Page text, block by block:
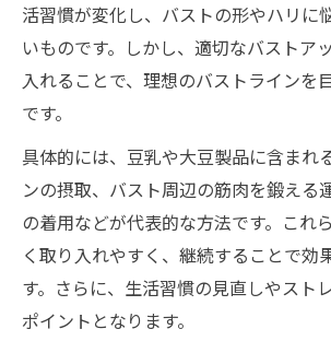
活習慣が変化し、バストの形やハリに
いものです。しかし、適切なバストア
入れることで、理想のバストラインを
です。
具体的には、豆乳や大豆製品に含まれ
ンの摂取、バスト周辺の筋肉を鍛える
の着用などが代表的な方法です。これ
く取り入れやすく、継続することで効
す。さらに、生活習慣の見直しやスト
ポイントとなります。